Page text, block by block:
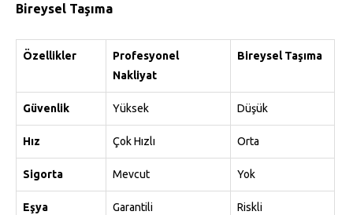
Bireysel Taşıma
Özellikler
Profesyonel
Nakliyat
Bireysel Taşıma
Güvenlik Yüksek Düşük
Hız Çok Hızlı Orta
Sigorta Mevcut Yok
Eşya Garantili Riskli